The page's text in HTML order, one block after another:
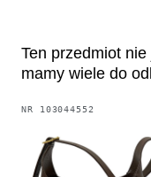
Ten przedmiot
mamy wiele do
NR 103044552